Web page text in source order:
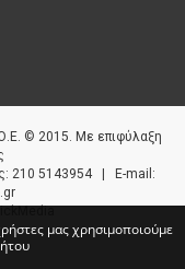
© 2015. Με επιφύλαξη
210 5143954 | E-mail:
μας χρησιμοποιούμε